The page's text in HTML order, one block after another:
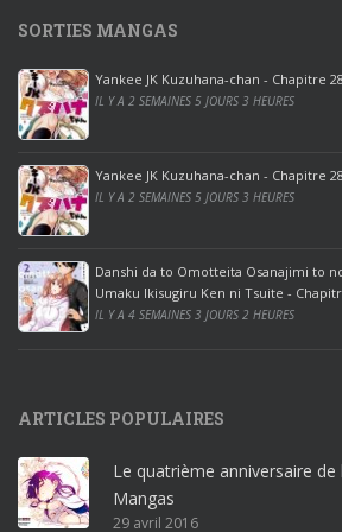
0
p
r
o
o
ff
i
c
e
2
0
1
r
o
ff
SORTIES MANGAS
Yankee JK Kuzuhana-chan - Chapitre
IL Y A 2 SEMAINES 5 JOURS 3 HEURES
Yankee JK Kuzuhana-chan - Chapitre
IL Y A 2 SEMAINES 5 JOURS 3 HEURES
Danshi da to Omotteita Osanajimi to
Umaku Ikisugiru Ken ni Tsuite -
IL Y A 4 SEMAINES 3 JOURS 2 HEURES
ARTICLES POPULAIRES
Le quatrième anniversaire de
Mangas
29 avril 2016